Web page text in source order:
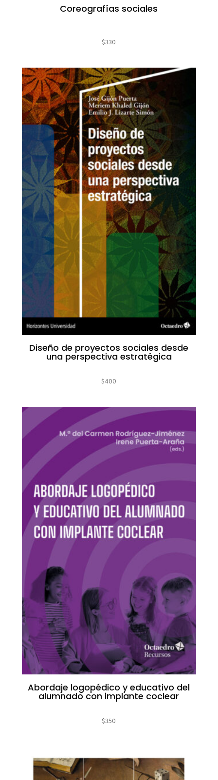
Coreografías sociales
$330
Diseño de proyectos sociales desde
una perspectiva estratégica
$400
Abordaje logopédico y educativo del
alumnado con implante coclear
$350